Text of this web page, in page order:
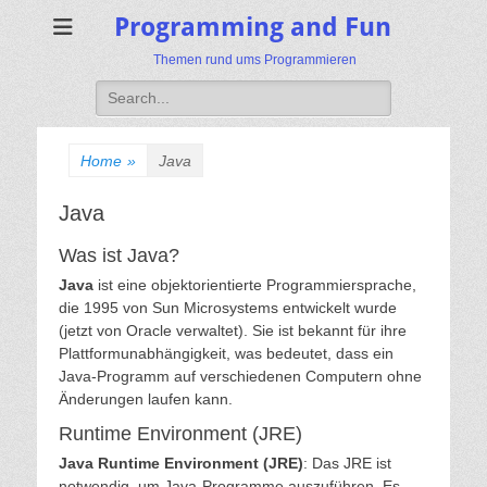
Programming and Fun
Themen rund ums Programmieren
Search
for:
Home » Java
Java
Was ist Java?
Java ist eine objektorientierte Programmiersprache,
die 1995 von Sun Microsystems entwickelt wurde
(jetzt von Oracle verwaltet). Sie ist bekannt für ihre
Plattformunabhängigkeit, was bedeutet, dass ein
Java-Programm auf verschiedenen Computern ohne
Änderungen laufen kann.
Runtime Environment (JRE)
Java Runtime Environment (JRE): Das JRE ist